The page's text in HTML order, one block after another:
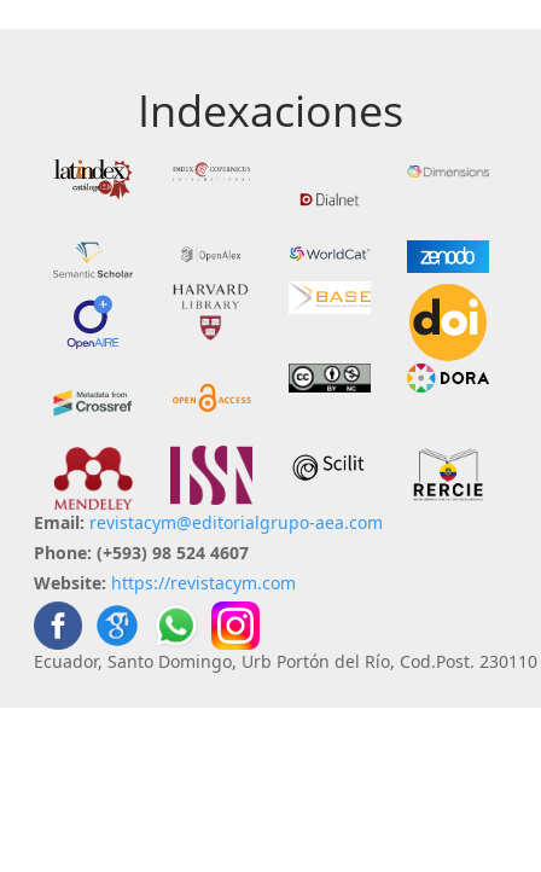
Indexaciones
Email: revistacym@editorialgrupo-aea.com
Phone: (+593) 98 524 4607
Website: https://revistacym.com
Ecuador, Santo Domingo, Urb Portón del Río, Cod.Post. 230110